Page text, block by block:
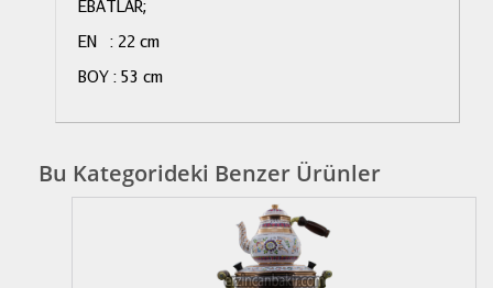
EBATLAR;
EN : 22 cm
BOY : 53 cm
Bu Kategorideki Benzer Ürünler